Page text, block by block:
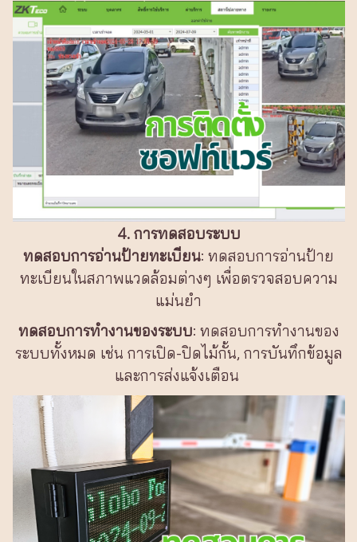
4. การทดสอบระบบ
ทดสอบการอ่านป้ายทะเบียน: ทดสอบการอ่านป้าย
ทะเบียนในสภาพแวดล้อมต่างๆ เพื่อตรวจสอบความ
แม่นยำ
ทดสอบการทำงานของระบบ: ทดสอบการทำงานของ
ระบบทั้งหมด เช่น การเปิด-ปิดไม้กั้น, การบันทึกข้อมูล
และการส่งแจ้งเตือน